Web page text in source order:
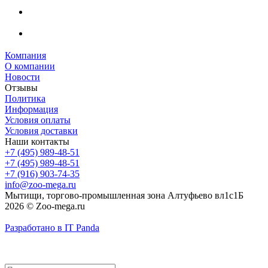
Компания
О компании
Новости
Отзывы
Политика
Информация
Условия оплаты
Условия доставки
Наши контакты
+7 (495) 989-48-51
+7 (495) 989-48-51
+7 (916) 903-74-35
info@zoo-mega.ru
Мытищи, торгово-промышленная зона Алтуфьево вл1с1Б
2026 © Zoo-mega.ru
Разработано в IT Panda